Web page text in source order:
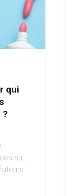
qui
?
sur